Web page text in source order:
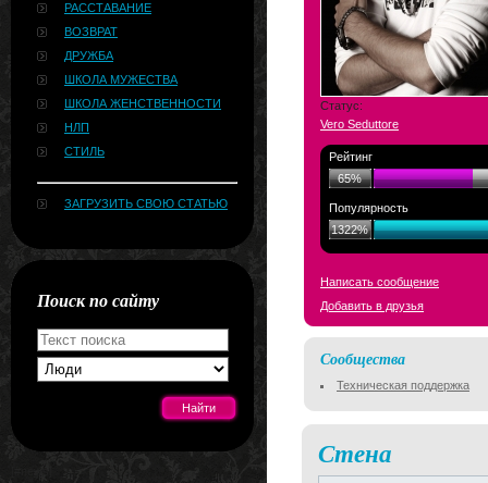
РАССТАВАНИЕ
ВОЗВРАТ
ДРУЖБА
ШКОЛА МУЖЕСТВА
ШКОЛА ЖЕНСТВЕННОСТИ
НЛП
СТИЛЬ
ЗАГРУЗИТЬ СВОЮ СТАТЬЮ
Поиск по сайту
Статус:
Vero Seduttore
Рейтинг
65%
Популярность
1322%
Написать сообщение
Добавить в друзья
Сообщества
Техническая поддержка
Стена